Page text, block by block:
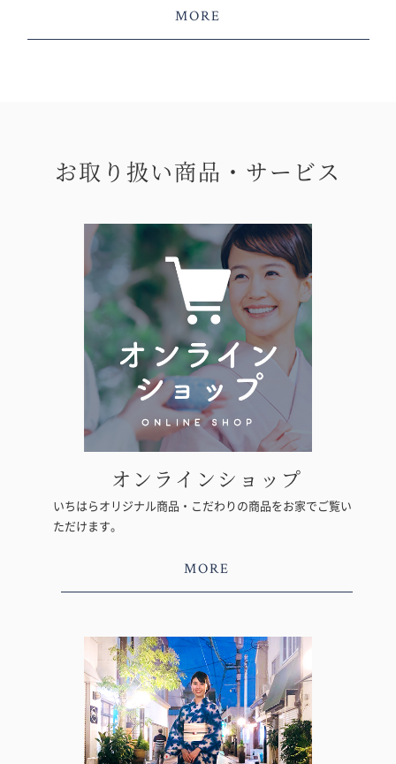
MORE
お取り扱い商品・サービス
オンラインショップ
いちはらオリジナル商品・こだわりの商品をお家でご覧い
ただけます。
MORE